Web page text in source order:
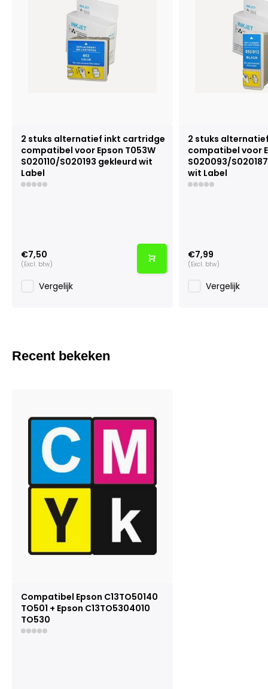
2 stuks alternatief inkt cartridge
compatibel voor Epson T053W
S020110/S020193 gekleurd wit
Label
€7,50
(Excl. btw)
Vergelijk
2 stuks
compatibel voor
S020093/
wit Label
€7,99
(Excl. btw)
Vergelijk
Recent bekeken
Compatibel Epson C13TO50140
TO501 + Epson C13TO5304010
TO530